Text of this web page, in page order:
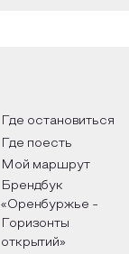
Где остановиться
Где поесть
Мой маршрут
Брендбук
«Оренбуржье -
Горизонты
открытий»